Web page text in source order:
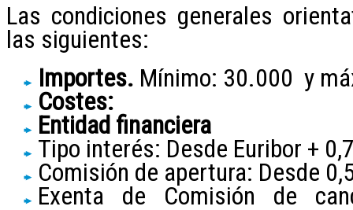
Las condiciones generales
las siguientes:
Importes. Mínimo: 30.000 y
Costes:
Entidad financiera
Tipo interés: Desde Euribor +
Comisión de apertura: Desde
Exenta de Comisión de